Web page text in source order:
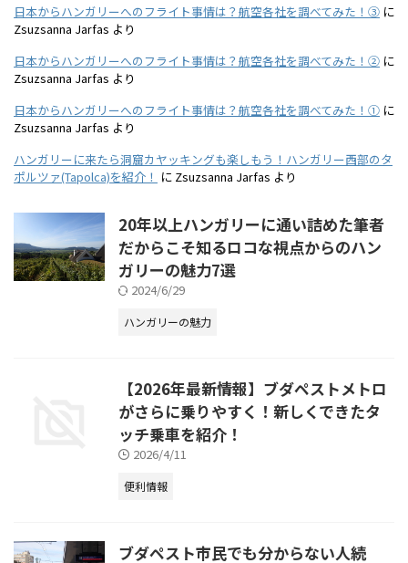
日本からハンガリーへのフライト事情は？航空各社を調べてみた！③ に
Zsuzsanna Jarfas より
日本からハンガリーへのフライト事情は？航空各社を調べてみた！② に
Zsuzsanna Jarfas より
日本からハンガリーへのフライト事情は？航空各社を調べてみた！① に
Zsuzsanna Jarfas より
ハンガリーに来たら洞窟カヤッキングも楽しもう！ハンガリー西部のタ
ポルツァ(Tapolca)を紹介！ に Zsuzsanna Jarfas より
20年以上ハンガリーに通い詰めた筆者
だからこそ知るロコな視点からのハン
ガリーの魅力7選
2024/6/29
ハンガリーの魅力
【2026年最新情報】ブダペストメトロ
がさらに乗りやすく！新しくできたタ
ッチ乗車を紹介！
2026/4/11
便利情報
ブダペスト市民でも分からない人続